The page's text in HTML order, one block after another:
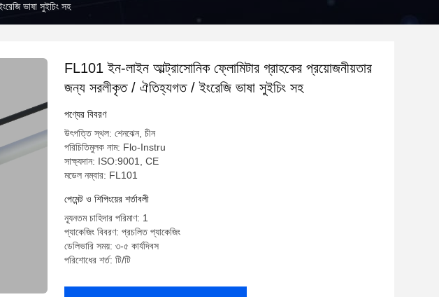
ভাষা সুইচিং সহ
FL101 ইন-লাইন আল্ট্রাসোনিক ফ্লোমিটার গ্রাহকের প্রয়োজনীয়তার
জন্য সরলীকৃত / ঐতিহ্যগত / ইংরেজি ভাষা সুইচিং সহ
পণ্যের বিবরণ
উৎপত্তি স্থল: শেনঝেন, চীন
পরিচিতিমুলক নাম: Flo-Instru
সাক্ষ্যদান: ISO:9001, CE
মডেল নম্বার: FL101
পেমেন্ট ও শিপিংয়ের শর্তাবলী
ন্যূনতম চাহিদার পরিমাণ: 1
প্যাকেজিং বিবরণ: প্রচলিত প্যাকেজিং
ডেলিভারি সময়: ৩-৫ কার্যদিবস
পরিশোধের শর্ত: টি/টি